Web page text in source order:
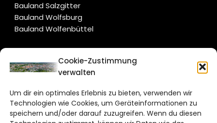
Cookie-Zustimmung
verwalten
Um dir ein optimales Erlebnis zu bieten, verwenden wir
Technologien wie Cookies, um Geräteinformationen zu
speichern und/oder darauf zuzugreifen. Wenn du diesen
Bauland Salzgitter
Bauland Wolfsburg
Bauland Wolfenbüttel
CITYLIFE!
Bruchtorwall 12
38100 Braunschweig